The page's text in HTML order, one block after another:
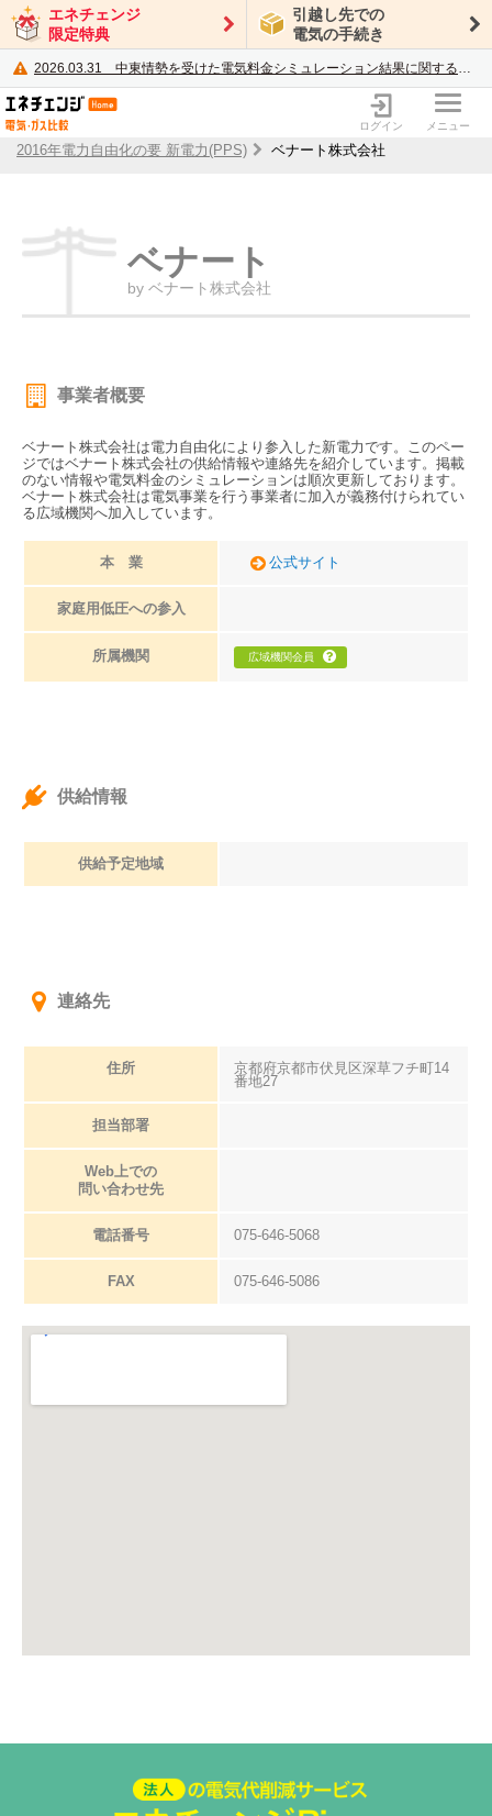
エネチェンジ
限定特典
引越し先での
電気の手続き
2026.03.31 中東情勢を受けた電気料金シミュレーション結果に関するご案内
電力・ガス比較サイト エネチェンジ
ログイン メニュー
2016年電力自由化の要 新電力(PPS) ベナート株式会社
ベナート
by ベナート株式会社
事業者概要
ベナート株式会社は電力自由化により参入した新電力です。このペー
ジではベナート株式会社の供給情報や連絡先を紹介しています。掲載
のない情報や電気料金のシミュレーションは順次更新しております。
ベナート株式会社は電気事業を行う事業者に加入が義務付けられてい
る広域機関へ加入しています。
本 業 公式サイト
家庭用低圧への参入
所属機関 広域機関会員
供給情報
供給予定地域
連絡先
住所
京都府京都市伏見区深草フチ町14
番地27
担当部署
Web上での
問い合わせ先
電話番号 075-646-5068
FAX 075-646-5086
法人の電気代削減サービスエネ
チェンジ Biz